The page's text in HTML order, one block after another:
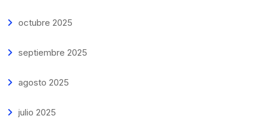
octubre 2025
septiembre 2025
agosto 2025
julio 2025